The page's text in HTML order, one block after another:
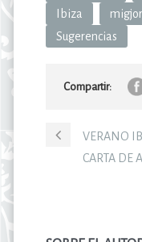
Ibiza
Sugerencias
Compartir:
VERANO
CARTA DE